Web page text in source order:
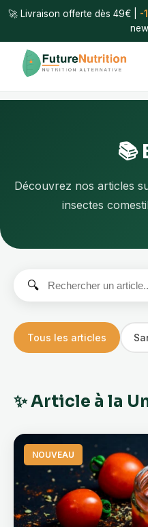
🚀 Livraison offerte dès 49€ | -
📚
Découvrez nos articles
insectes
🔍
Tous les articles
✨ Article à la
NOUVEAU